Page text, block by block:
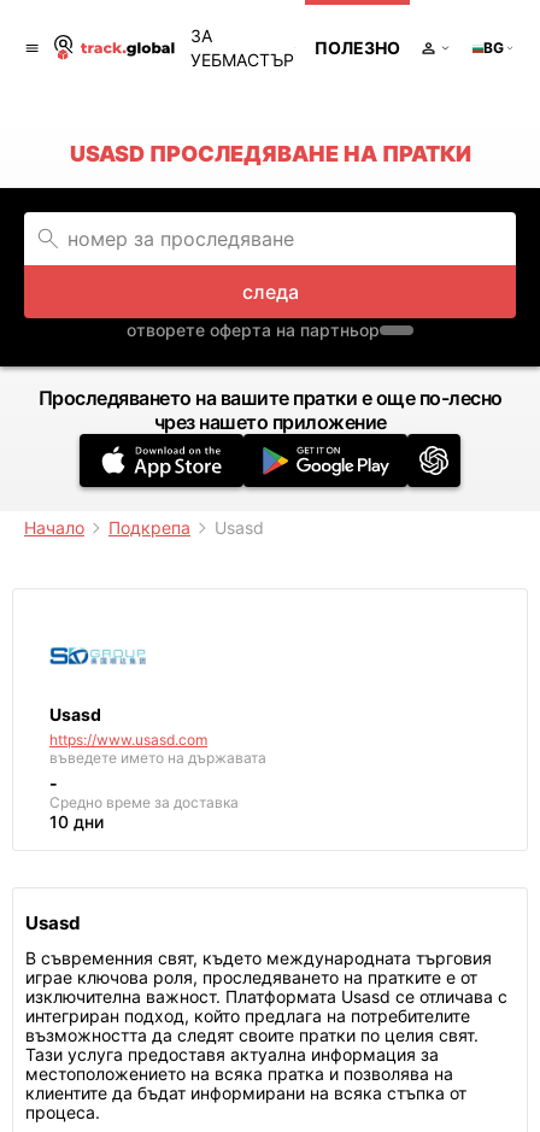
ЗА
УЕБМАСТЪР
ПОЛЕЗНО BG
USASD ПРОСЛЕДЯВАНЕ НА ПРАТКИ
следа
отворете оферта на партньор
Проследяването на вашите пратки е още по-лесно
чрез нашето приложение
Начало Подкрепа Usasd
Usasd
https://www.usasd.com
въведете името на държавата
-
Средно време за доставка
10 дни
Usasd
В съвременния свят, където международната търговия
играе ключова роля, проследяването на пратките е от
изключителна важност. Платформата Usasd се отличава с
интегриран подход, който предлага на потребителите
възможността да следят своите пратки по целия свят.
Тази услуга предоставя актуална информация за
местоположението на всяка пратка и позволява на
клиентите да бъдат информирани на всяка стъпка от
процеса.